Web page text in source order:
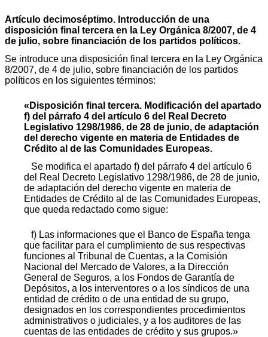
Artículo decimoséptimo. Introducción de una
disposición final tercera en la Ley Orgánica 8/2007, de 4
de julio, sobre financiación de los partidos políticos.
Se introduce una disposición final tercera en la Ley Orgánica
8/2007, de 4 de julio, sobre financiación de los partidos
políticos en los siguientes términos:
«Disposición final tercera. Modificación del apartado
f) del párrafo 4 del artículo 6 del Real Decreto
Legislativo 1298/1986, de 28 de junio, de adaptación
del derecho vigente en materia de Entidades de
Crédito al de las Comunidades Europeas.
Se modifica el apartado f) del párrafo 4 del artículo 6
del Real Decreto Legislativo 1298/1986, de 28 de junio,
de adaptación del derecho vigente en materia de
Entidades de Crédito al de las Comunidades Europeas,
que queda redactado como sigue:
f) Las informaciones que el Banco de España tenga
que facilitar para el cumplimiento de sus respectivas
funciones al Tribunal de Cuentas, a la Comisión
Nacional del Mercado de Valores, a la Dirección
General de Seguros, a los Fondos de Garantía de
Depósitos, a los interventores o a los síndicos de una
entidad de crédito o de una entidad de su grupo,
designados en los correspondientes procedimientos
administrativos o judiciales, y a los auditores de las
cuentas de las entidades de crédito y sus grupos.»